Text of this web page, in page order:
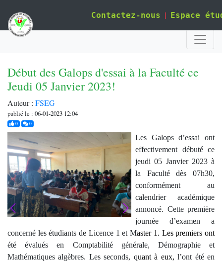
Contactez-nous | Espace
Début des Galops d'essai à la Faculté ce
Jeudi 05 Janvier 2023!
Auteur : FSEG
publié le : 06-01-2023 12:04
0j'aime0commentaires
Les Galops d’essai ont
effectivement débuté ce
jeudi 05 Janvier 2023 à
la Faculté dès 07h30,
conformément au
calendrier académique
annoncé. Cette première
journée d’examen a
concerné les étudiants de Licence 1 et Master 1. Les premiers ont
été évalués en Comptabilité générale, Démographie et
Mathématiques algèbres. Les seconds, quant à eux, l’ont été en